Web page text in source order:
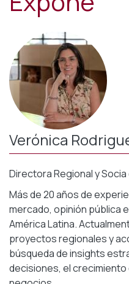
Verónica
Directora Regional y Socia
Más de 20 años de
mercado, opinión pública
América Latina.
proyectos regionales y
búsqueda de insights
decisiones, el crecimiento